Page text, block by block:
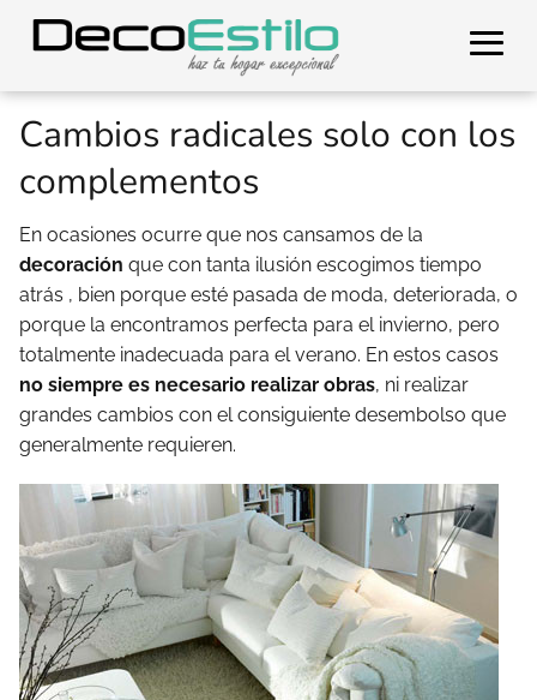
Cambios radicales solo con los
complementos
En ocasiones ocurre que nos cansamos de la
decoración que con tanta ilusión escogimos tiempo
atrás , bien porque esté pasada de moda, deteriorada, o
porque la encontramos perfecta para el invierno, pero
totalmente inadecuada para el verano. En estos casos
no siempre es necesario realizar obras, ni realizar
grandes cambios con el consiguiente desembolso que
generalmente requieren.